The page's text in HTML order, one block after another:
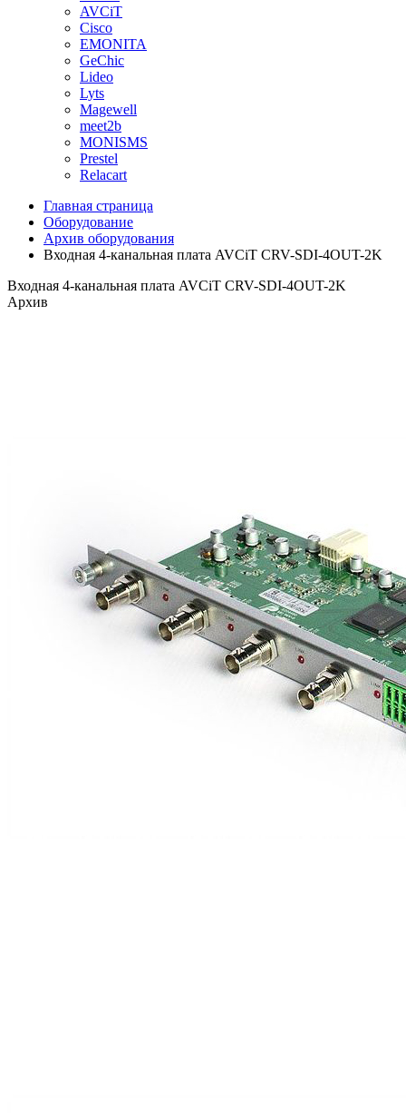
AVCiT
Cisco
EMONITA
GeChic
Lideo
Lyts
Magewell
meet2b
MONISMS
Prestel
Relacart
Главная страница
Оборудование
Архив оборудования
Входная 4-канальная плата AVCiT CRV-SDI-4OUT-2K
Входная 4-канальная плата AVCiT CRV-SDI-4OUT-2K
Архив